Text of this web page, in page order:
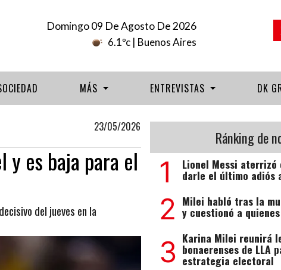
Domingo 09 De Agosto De 2026
6.1ºc | Buenos Aires
MÁS ENTREVISTAS DK
23/05/2026
y es baja para el
del jueves en la
Ránking de
1 Lionel Messi aterrizó
darle el último adiós
2 Milei habló tras la
y cuestionó a
3 Karina Milei reunirá
bonaerenses de LLA
estrategia electoral